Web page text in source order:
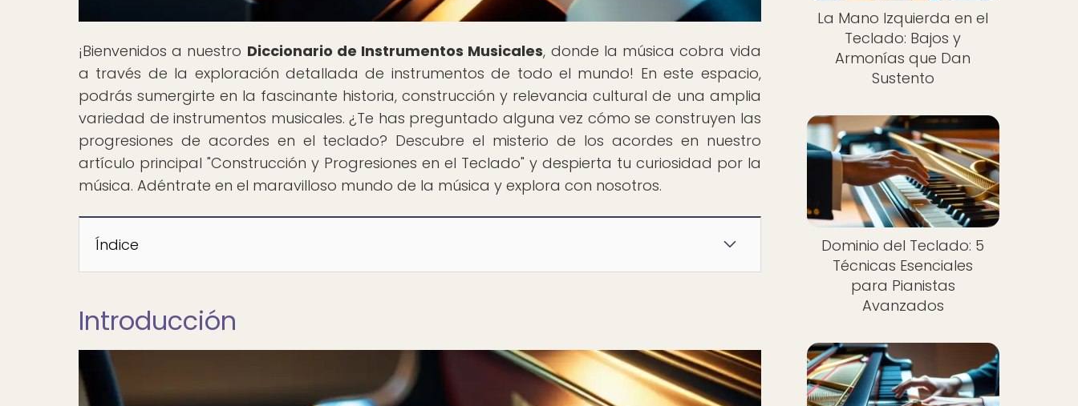
¡Bienvenidos a nuestro Diccionario de Instrumentos Musicales, donde la música cobra vida
a través de la exploración detallada de instrumentos de todo el mundo! En este espacio,
podrás sumergirte en la fascinante historia, construcción y relevancia cultural de una amplia
variedad de instrumentos musicales. ¿Te has preguntado alguna vez cómo se construyen las
progresiones de acordes en el teclado? Descubre el misterio de los acordes en nuestro
artículo principal "Construcción y Progresiones en el Teclado" y despierta tu curiosidad por la
música. Adéntrate en el maravilloso mundo de la música y explora con nosotros.
Índice
Introducción
La Mano Izquierda en el
Teclado: Bajos y
Armonías que Dan
Sustento
Dominio del Teclado: 5
Técnicas Esenciales
para Pianistas
Avanzados